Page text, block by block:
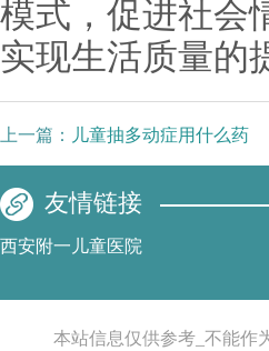
模式，促进社会
实现生活质量的
上一篇： 儿童抽多动症用什么药
友情链接
西安附一儿童医院
本站信息仅供参考_不能作